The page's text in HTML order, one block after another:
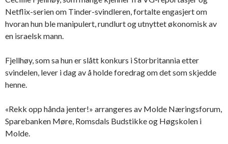
Netflix-serien om Tinder-svindleren, fortalte engasjert om
hvoran hun ble manipulert, rundlurt og utnyttet økonomisk av
en israelsk mann.
Fjellhøy, som sa hun er slått konkurs i Storbritannia etter
svindelen, lever i dag av å holde foredrag om det som skjedde
henne.
«Rekk opp hånda jenter!» arrangeres av Molde Næringsforum,
Sparebanken Møre, Romsdals Budstikke og Høgskolen i
Molde.